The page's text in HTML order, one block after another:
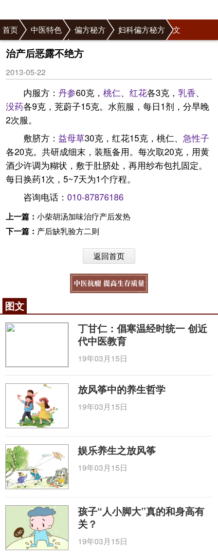
首页 中医特色 偏方秘方
妇科偏方秘方
产后病偏方秘方
正文
治产后恶露不绝方
2013-05-22
内服方： 丹参60克， 桃仁、 红花各3克， 乳香、
没药各9克，茺蔚子15克。水煎服，每日1剂，分早晚
2次服。
敷脐方： 益母草30克，红花15克，桃仁、 急性子
各20克。共研成细末，装瓶备用。每次取20克，用黄
酒少许调为糊状，敷于肚脐处，再用纱布包扎固定。
每日换药1次，5~7天为1个疗程。
咨询电话： 010-87876186
上一篇： 小柴胡汤加味治疗产后发热
下一篇： 产后缺乳验方二则
返回首页
图文
丁甘仁：倡寒温经时统一 创近
代中医教育
19年03月15日
放风筝中的养生哲学
19年03月15日
娱乐养生之放风筝
19年03月15日
孩子“人小脚大”真的和身高有
关？
19年03月15日